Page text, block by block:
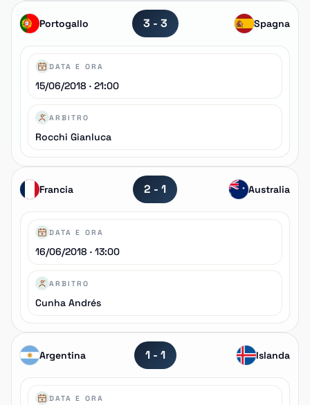
Portogallo 3 - 3 Spagna
DATA E ORA
15/06/2018 · 21:00
ARBITRO
Rocchi Gianluca
Francia 2 - 1 Australia
DATA E ORA
16/06/2018 · 13:00
ARBITRO
Cunha Andrés
Argentina 1 - 1 Islanda
DATA E ORA